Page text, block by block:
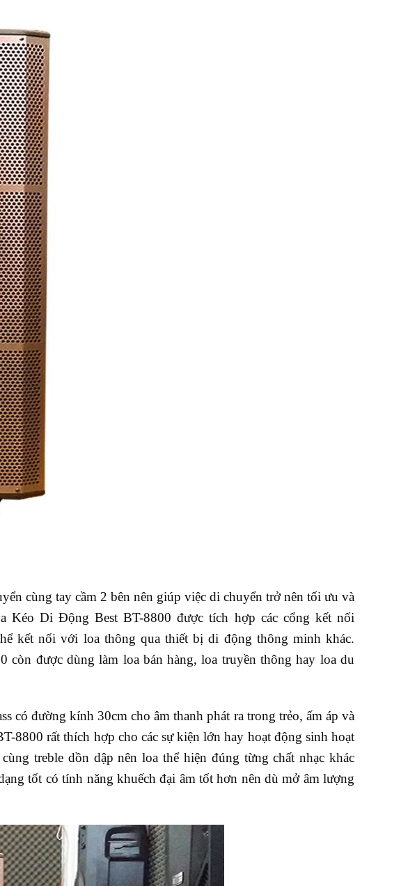
cùng tay cầm 2 bên nên giúp việc di chuyển trở nên tối ưu và
Kéo Di Động Best BT-8800 được tích hợp các cổng kết nối
kết nối với loa thông qua thiết bị di động thông minh khác.
còn được dùng làm loa bán hàng, loa truyền thông hay loa du
có đường kính 30cm cho âm thanh phát ra trong trẻo, ấm áp và
8800 rất thích hợp cho các sự kiện lớn hay hoạt động sinh hoạt
treble dồn dập nên loa thể hiện đúng từng chất nhạc khác
tốt có tính năng khuếch đại âm tốt hơn nên dù mở âm lượng